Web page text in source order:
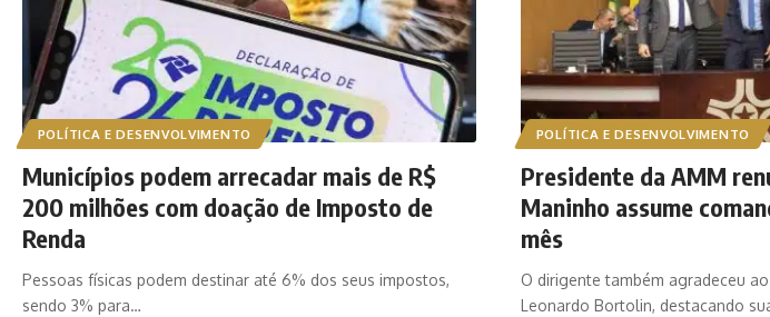
POLÍTICA E DESENVOLVIMENTO
Municípios podem arrecadar mais de R$
200 milhões com doação de Imposto de
Renda
Pessoas físicas podem destinar até 6% dos seus impostos,
sendo 3% para…
POLÍTICA E DESENVOLVIMENTO
Presidente da AMM
Maninho assume
mês
O dirigente também agradeceu
Leonardo Bortolin, destacando